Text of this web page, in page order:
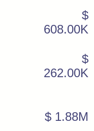
$
608.00K
$
262.00K
$ 1.88M